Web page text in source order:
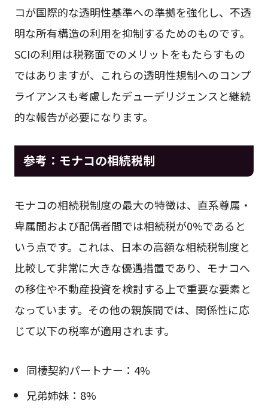
コが国際的な透明性基準への準拠を強化し、不透
明な所有構造の利用を抑制するためのものです。
SCIの利用は税務面でのメリットをもたらすもの
ではありますが、これらの透明性規制へのコンプ
ライアンスも考慮したデューデリジェンスと継続
的な報告が必要になります。
参考：モナコの相続税制
モナコの相続税制度の最大の特徴は、直系尊属・
卑属間および配偶者間では相続税が0%であると
いう点です。これは、日本の高額な相続税制度と
比較して非常に大きな優遇措置であり、モナコへ
の移住や不動産投資を検討する上で重要な要素と
なっています。その他の親族間では、関係性に応
じて以下の税率が適用されます。
同棲契約パートナー：4%
兄弟姉妹：8%